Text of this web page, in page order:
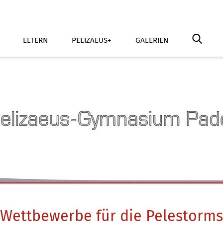
ELTERN PELIZAEUS+ GALERIEN
für die Pelestorms